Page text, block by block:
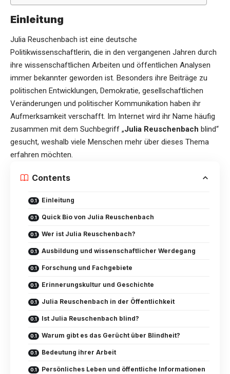
Einleitung
Julia Reuschenbach ist eine deutsche
Politikwissenschaftlerin, die in den vergangenen Jahren durch
ihre wissenschaftlichen Arbeiten und öffentlichen Analysen
immer bekannter geworden ist. Besonders ihre Beiträge zu
politischen Entwicklungen, Demokratie, gesellschaftlichen
Veränderungen und politischer Kommunikation haben ihr
Aufmerksamkeit verschafft. Im Internet wird ihr Name häufig
zusammen mit dem Suchbegriff „Julia Reuschenbach blind“
gesucht, weshalb viele Menschen mehr über dieses Thema
erfahren möchten.
Contents
Einleitung
Quick Bio von Julia Reuschenbach
Wer ist Julia Reuschenbach?
Ausbildung und wissenschaftlicher Werdegang
Forschung und Fachgebiete
Erinnerungskultur und Geschichte
Julia Reuschenbach in der Öffentlichkeit
Ist Julia Reuschenbach blind?
Warum gibt es das Gerücht über Blindheit?
Bedeutung ihrer Arbeit
Persönliches Leben und öffentliche Informationen